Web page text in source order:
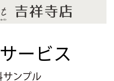
サービス